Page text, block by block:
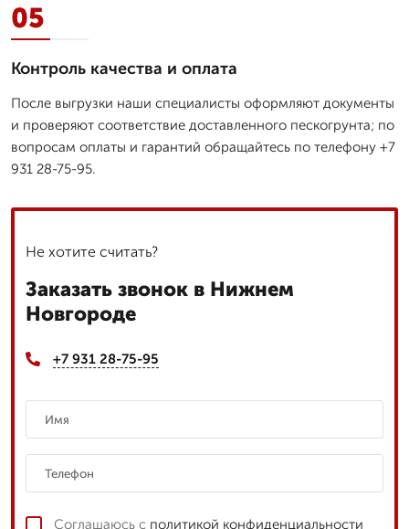
05
Контроль качества и оплата
После выгрузки наши специалисты оформляют документы
и проверяют соответствие доставленного пескогрунта; по
вопросам оплаты и гарантий обращайтесь по телефону +7
931 28-75-95.
Не хотите считать?
Заказать звонок в Нижнем
Новгороде
+7 931 28-75-95
Соглашаюсь с политикой конфиденциальности